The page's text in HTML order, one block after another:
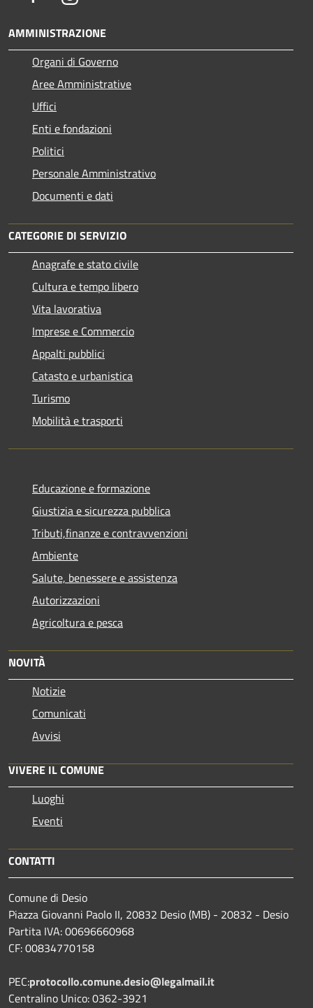
AMMINISTRAZIONE
Organi di Governo
Aree Amministrative
Uffici
Enti e fondazioni
Politici
Personale Amministrativo
Documenti e dati
CATEGORIE DI SERVIZIO
Anagrafe e stato civile
Cultura e tempo libero
Vita lavorativa
Imprese e Commercio
Appalti pubblici
Catasto e urbanistica
Turismo
Mobilità e trasporti
Educazione e formazione
Giustizia e sicurezza pubblica
Tributi,finanze e contravvenzioni
Ambiente
Salute, benessere e assistenza
Autorizzazioni
Agricoltura e pesca
NOVITÀ
Notizie
Comunicati
Avvisi
VIVERE IL COMUNE
Luoghi
Eventi
CONTATTI
Comune di Desio
Piazza Giovanni Paolo II, 20832 Desio (MB) - 20832 - Desio
Partita IVA: 00696660968
CF: 00834770158
PEC:protocollo.comune.desio@legalmail.it
Centralino Unico: 0362-3921